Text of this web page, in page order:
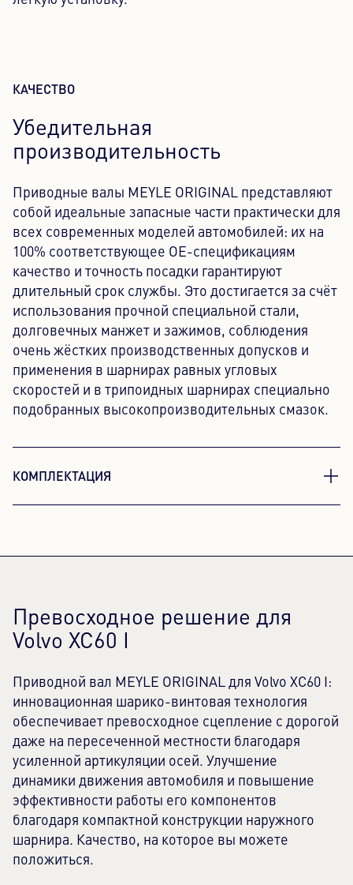
КАЧЕСТВО
Убедительная
производительность
Приводные валы MEYLE ORIGINAL представляют
собой идеальные запасные части практически для
всех современных моделей автомобилей: их на
100% соответствующее OE-спецификациям
качество и точность посадки гарантируют
длительный срок службы. Это достигается за счёт
использования прочной специальной стали,
долговечных манжет и зажимов, соблюдения
очень жёстких производственных допусков и
применения в шарнирах равных угловых
скоростей и в трипоидных шарнирах специально
подобранных высокопроизводительных смазок.
КОМПЛЕКТАЦИЯ
В комплект поставки входят все необходимые
профессиональность выполнения установки. А
благодаря уникальной системе управления
целенаправленно найти подходящий приводной
вал, значительно экономя время и повышая
производительности работы.
Превосходное решение для
Volvo XC60 I
Приводной вал MEYLE ORIGINAL для Volvo XC60 I:
инновационная шарико-винтовая технология
обеспечивает превосходное сцепление с дорогой
даже на пересеченной местности благодаря
усиленной артикуляции осей. Улучшение
динамики движения автомобиля и повышение
эффективности работы его компонентов
благодаря компактной конструкции наружного
шарнира. Качество, на которое вы можете
положиться.